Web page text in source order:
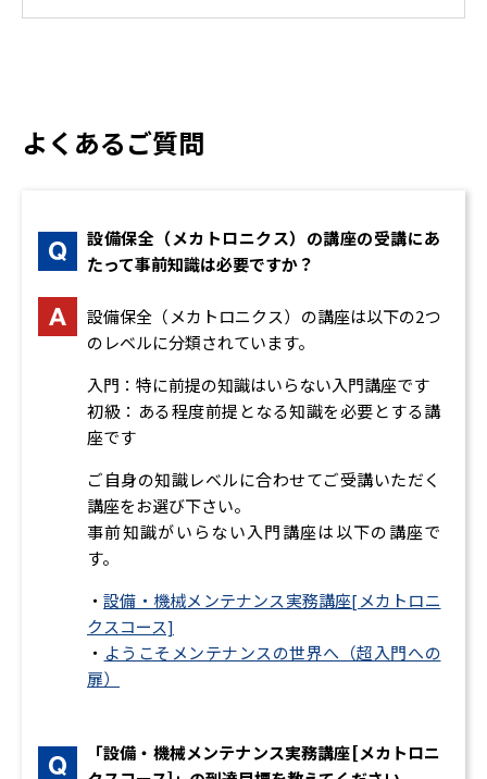
よくあるご質問
設備保全（メカトロニクス）の講座の受講にあ
たって事前知識は必要ですか？
設備保全（メカトロニクス）の講座は以下の2つ
のレベルに分類されています。
入門：特に前提の知識はいらない入門講座です
初級：ある程度前提となる知識を必要とする講
座です
ご自身の知識レベルに合わせてご受講いただく
講座をお選び下さい。
事前知識がいらない入門講座は以下の講座で
す。
・設備・機械メンテナンス実務講座[メカトロニ
クスコース]
・ ようこそメンテナンスの世界へ（超入門への
扉）
「設備・機械メンテナンス実務講座[メカトロニ